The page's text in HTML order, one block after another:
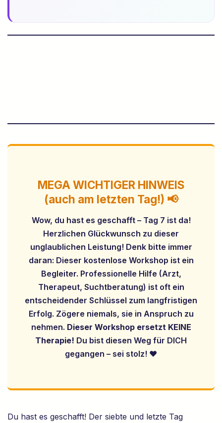
MEGA WICHTIGER HINWEIS
(auch am letzten Tag!) 📢
Wow, du hast es geschafft – Tag 7 ist da!
Herzlichen Glückwunsch zu dieser
unglaublichen Leistung! Denk bitte immer
daran: Dieser kostenlose Workshop ist ein
Begleiter. Professionelle Hilfe (Arzt,
Therapeut, Suchtberatung) ist oft ein
entscheidender Schlüssel zum langfristigen
Erfolg. Zögere niemals, sie in Anspruch zu
nehmen. Dieser Workshop ersetzt KEINE
Therapie! Du bist diesen Weg für DICH
gegangen – sei stolz! ❤️
Du hast es geschafft! Der siebte und letzte Tag